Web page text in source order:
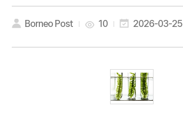
Borneo Post 10 2026-03-25